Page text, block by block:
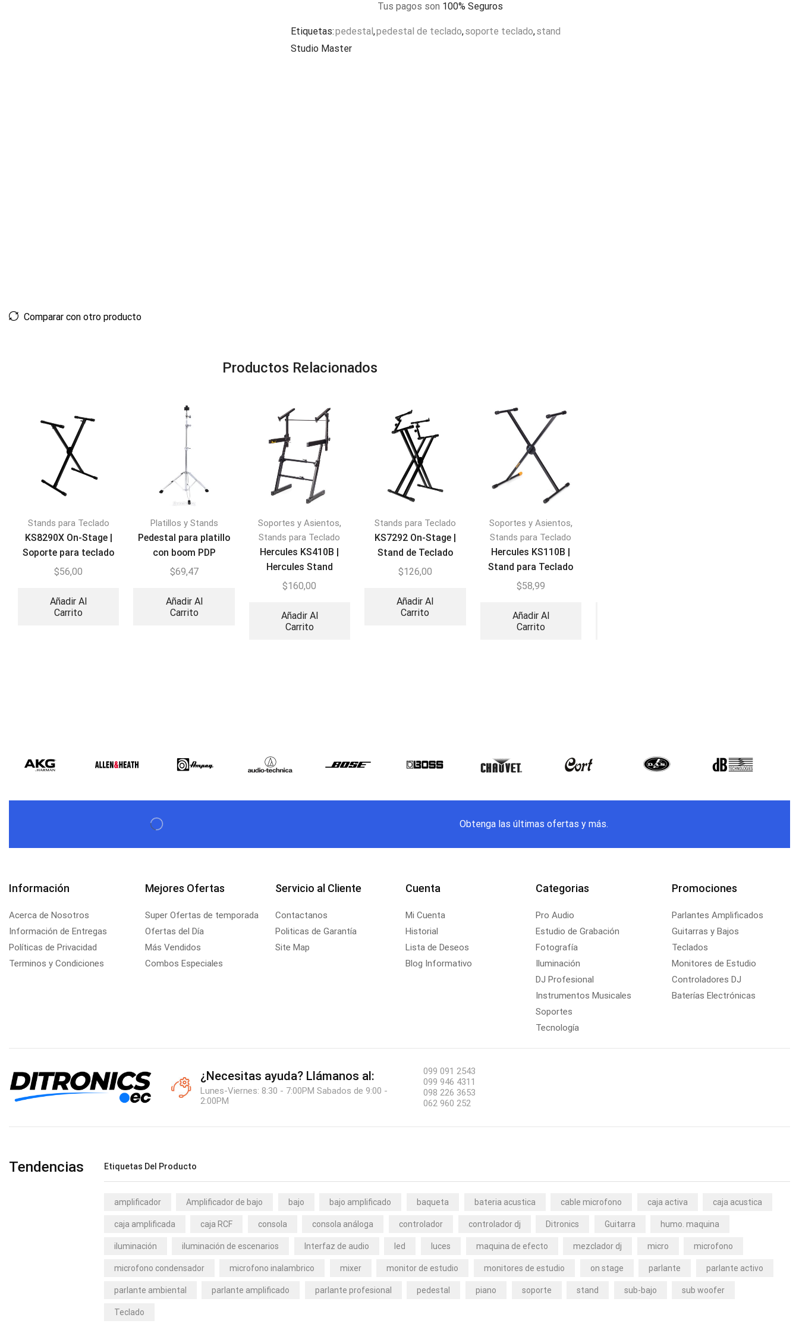
Tus pagos son 100% Seguros
Etiquetas:pedestal ,pedestal de teclado,soporte teclado,stand
Studio Master
Comparar con otro producto
Productos Relacionados
Stands para Teclado
KS8290X On-Stage |
Soporte para teclado
ERGO-LOK
$56,00
Añadir Al
Carrito
Platillos y Stands
Pedestal para platillo
con boom PDP
PDCB710
$69,47
Añadir Al
Carrito
Soportes y Asientos,
Stands para Teclado
Hercules KS410B |
Hercules Stand
$160,00
Añadir Al
Carrito
Stands para Teclado
KS7292 On-Stage |
Stand de Teclado
Doble X con Segundo
$126,00
Añadir Al
Carrito
Soportes y Asientos,
Stands para Teclado
Hercules KS110B |
Stand para Teclado
$58,99
Añadir Al
Carrito
Obtenga las últimas ofertas y más.
Información
Acerca de Nosotros
Información de Entregas
Políticas de Privacidad
Terminos y Condiciones
Mejores Ofertas
Super Ofertas de temporada
Ofertas del Día
Más Vendidos
Combos Especiales
Servicio al Cliente
Contactanos
Politicas de Garantía
Site Map
Cuenta
Mi Cuenta
Historial
Lista de Deseos
Blog Informativo
Categorias
Pro Audio
Estudio de Grabación
Fotografía
Iluminación
DJ Profesional
Instrumentos Musicales
Soportes
Tecnología
Promociones
Parlantes Amplificados
Guitarras y Bajos
Teclados
Monitores de Estudio
Controladores DJ
Baterías Electrónicas
¿Necesitas ayuda? Llámanos al:
Lunes-Viernes: 8:30 - 7:00PM Sabados de 9:00 -
2:00PM
099 091 2543
099 946 4311
098 226 3653
062 960 252
Tendencias Etiquetas Del Producto
amplificador Amplificador de bajo bajo bajo amplificado baqueta bateria acustica cable microfono caja activa caja acustica
caja amplificada caja RCF consola consola análoga controlador controlador dj Ditronics Guitarra humo. maquina
iluminación iluminación de escenarios Interfaz de audio led luces maquina de efecto mezclador dj micro microfono
microfono condensador microfono inalambrico mixer monitor de estudio monitores de estudio on stage parlante parlante activo
parlante ambiental parlante amplificado parlante profesional pedestal piano soporte stand sub-bajo sub woofer
Teclado